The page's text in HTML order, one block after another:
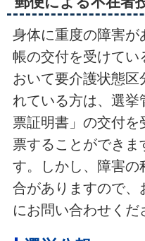
身体に重度の障害が
帳の交付を受けてい
おいて要介護状態区
れている方は、選挙
票証明書」の交付を
票することができ
す。しかし、障害の
合がありますので、
にお問い合わせくだ